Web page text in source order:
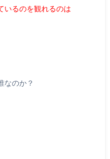
いるのを観れるのは
なのか？